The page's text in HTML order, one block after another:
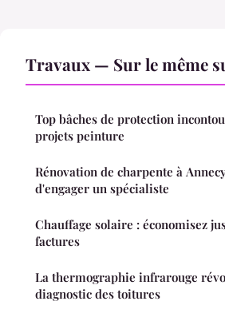
Travaux — Sur le même
Top bâches de protection
projets peinture
Rénovation de charpente à
d'engager un spécialiste
Chauffage solaire : économisez
factures
La thermographie infrarouge
diagnostic des toitures